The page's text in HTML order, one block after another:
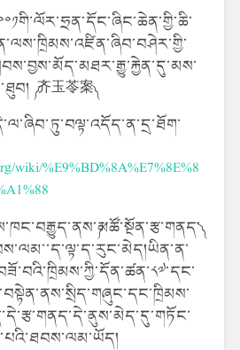
༼齐玉苓案
wiki/%E9%BD%8A%E7%8E%8